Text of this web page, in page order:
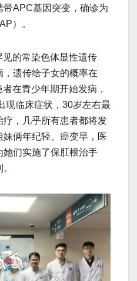
APC基因突变，确诊为
）。
的常染色体显性遗传
遗传给子女的概率在
在青少年期开始发病，
现临床症状，30岁左右最
，几乎所有患者都将发
俩年纪轻、癌变早，医
们实施了保肛根治手